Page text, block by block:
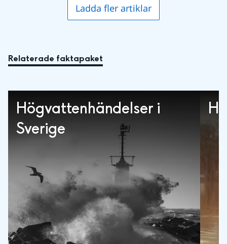
Ladda fler artiklar
Relaterade faktapaket
Högvattenhändelser i
Sverige